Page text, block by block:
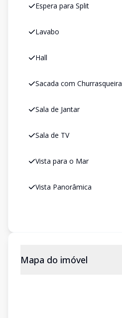
Espera para Split
Lavabo
Hall
Sacada com Churrasqueira
Sala de Jantar
Sala de TV
Vista para o Mar
Vista Panorâmica
Mapa do imóvel